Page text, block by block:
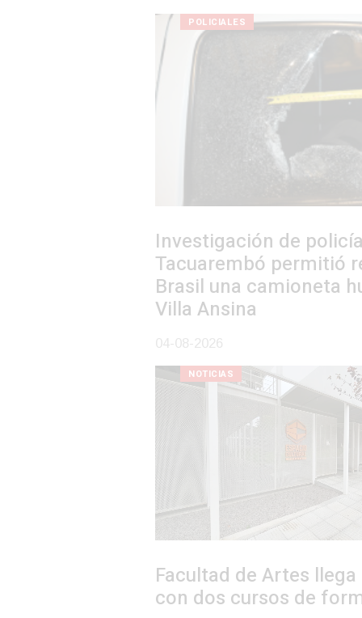
Investigación de policías de
Tacuarembó permitió recuperar en
Brasil una camioneta hurtada en
Facultad de Artes llega a Durazno
con dos cursos de formación